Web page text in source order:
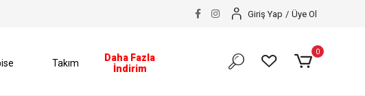
Giriş Yap / Üye Ol
Takım
Daha Fazla
İndirim
0